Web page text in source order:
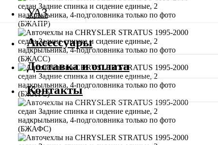
УАЗ
Аксессуары
Доставка и оплата
Контакты